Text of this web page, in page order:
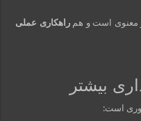
معنوی است و همراهکاری عملی
بیشتر
است: